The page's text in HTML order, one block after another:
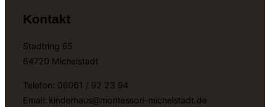
Kontakt
Stadtring 65
64720 Michelstadt
Telefon: 06061 / 92 23 94
Email: kinderhaus@montessori-michelstadt.de